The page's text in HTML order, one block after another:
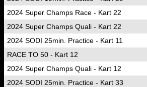
2024 Super Champs Race - Kart 22
2024 Super Champs Quali - Kart 22
2024 SODI 25min. Practice - Kart 11
RACE TO 50 - Kart 12
2024 Super Champs Quali - Kart 12
2024 SODI 25min. Practice - Kart 33